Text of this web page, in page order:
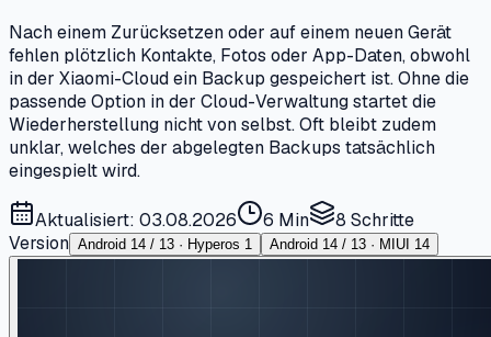
Nach einem Zurücksetzen oder auf einem neuen Gerät
fehlen plötzlich Kontakte, Fotos oder App-Daten, obwohl
in der Xiaomi-Cloud ein Backup gespeichert ist. Ohne die
passende Option in der Cloud-Verwaltung startet die
Wiederherstellung nicht von selbst. Oft bleibt zudem
unklar, welches der abgelegten Backups tatsächlich
eingespielt wird.
Aktualisiert: 03.08.2026 6 Min 8 Schritte
Version Android 14 / 13 · Hyperos 1 Android 14 / 13 · MIUI 14